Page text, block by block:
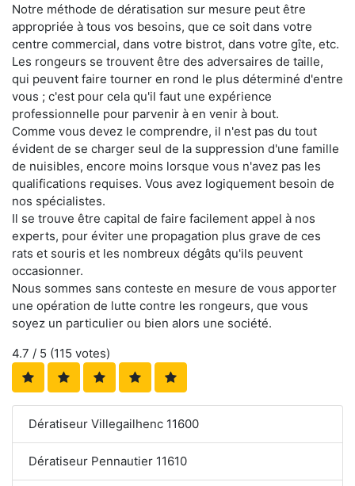
Notre méthode de dératisation sur mesure peut être
appropriée à tous vos besoins, que ce soit dans votre
centre commercial, dans votre bistrot, dans votre gîte, etc.
Les rongeurs se trouvent être des adversaires de taille,
qui peuvent faire tourner en rond le plus déterminé d'entre
vous ; c'est pour cela qu'il faut une expérience
professionnelle pour parvenir à en venir à bout.
Comme vous devez le comprendre, il n'est pas du tout
évident de se charger seul de la suppression d'une famille
de nuisibles, encore moins lorsque vous n'avez pas les
qualifications requises. Vous avez logiquement besoin de
nos spécialistes.
Il se trouve être capital de faire facilement appel à nos
experts, pour éviter une propagation plus grave de ces
rats et souris et les nombreux dégâts qu'ils peuvent
occasionner.
Nous sommes sans conteste en mesure de vous apporter
une opération de lutte contre les rongeurs, que vous
soyez un particulier ou bien alors une société.
4.7 / 5 (115 votes)
Dératiseur Villegailhenc 11600
Dératiseur Pennautier 11610